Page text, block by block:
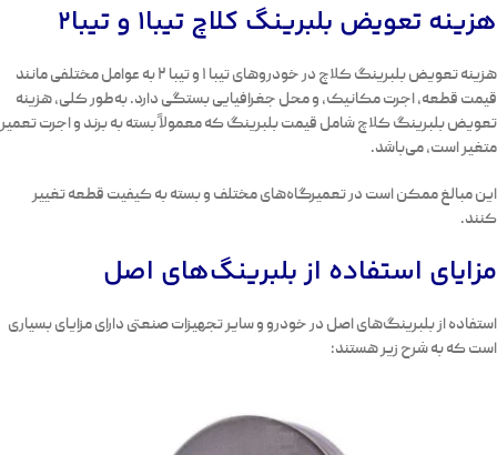
هزینه‌ تعویض بلبرینگ کلاچ تیبا1 و تیبا2
هزینه تعویض بلبرینگ کلاچ در خودروهای تیبا ۱ و تیبا ۲ به عوامل مختلفی مانند
قیمت قطعه، اجرت مکانیک، و محل جغرافیایی بستگی دارد. به‌طور کلی، هزینه
تعویض بلبرینگ کلاچ شامل قیمت بلبرینگ که معمولاً بسته به برند و اجرت تعمیر
متغیر است، می‌باشد.
این مبالغ ممکن است در تعمیرگاه‌های مختلف و بسته به کیفیت قطعه تغییر
کنند.
مزایای استفاده از بلبرینگ‌های اصل
استفاده از بلبرینگ‌های اصل در خودرو و سایر تجهیزات صنعتی دارای مزایای بسیاری
است که به شرح زیر هستند: